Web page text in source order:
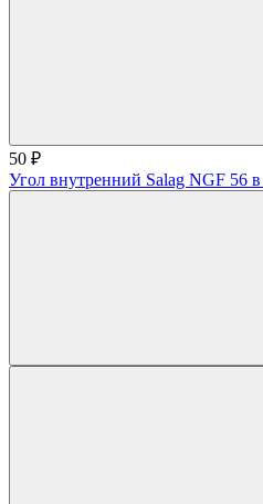
50 ₽
Угол внутренний Salag NGF 56